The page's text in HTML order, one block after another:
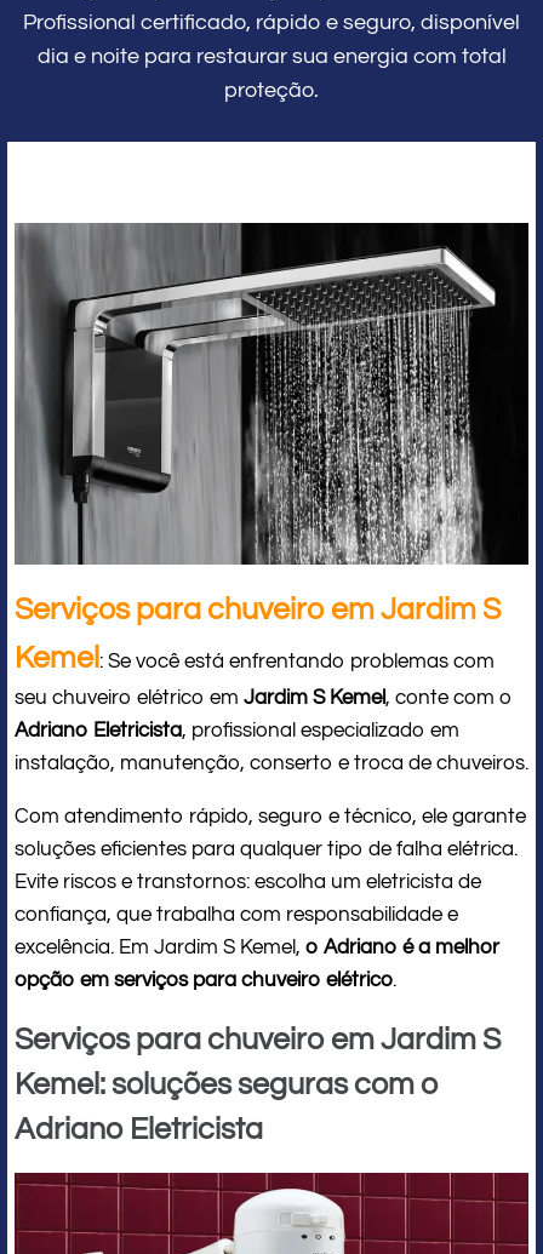
Profissional certificado, rápido e seguro, disponível
dia e noite para restaurar sua energia com total
proteção.
Serviços para chuveiro em Jardim S
Kemel : Se você está enfrentando problemas com
seu chuveiro elétrico em Jardim S Kemel, conte com o
Adriano Eletricista, profissional especializado em
instalação, manutenção, conserto e troca de chuveiros.
Com atendimento rápido, seguro e técnico, ele garante
soluções eficientes para qualquer tipo de falha elétrica.
Evite riscos e transtornos: escolha um eletricista de
confiança, que trabalha com responsabilidade e
excelência. Em Jardim S Kemel, o Adriano é a melhor
opção em serviços para chuveiro elétrico.
Serviços para chuveiro em Jardim S
Kemel: soluções seguras com o
Adriano Eletricista